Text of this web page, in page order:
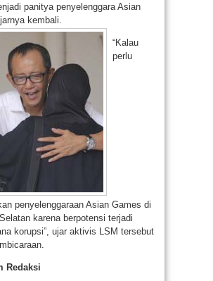
panitya penyelenggara Asian
kembali.
“Kalau
perlu
penyelenggaraan Asian Games di
karena berpotensi terjadi
korupsi”, ujar aktivis LSM tersebut
Redaksi